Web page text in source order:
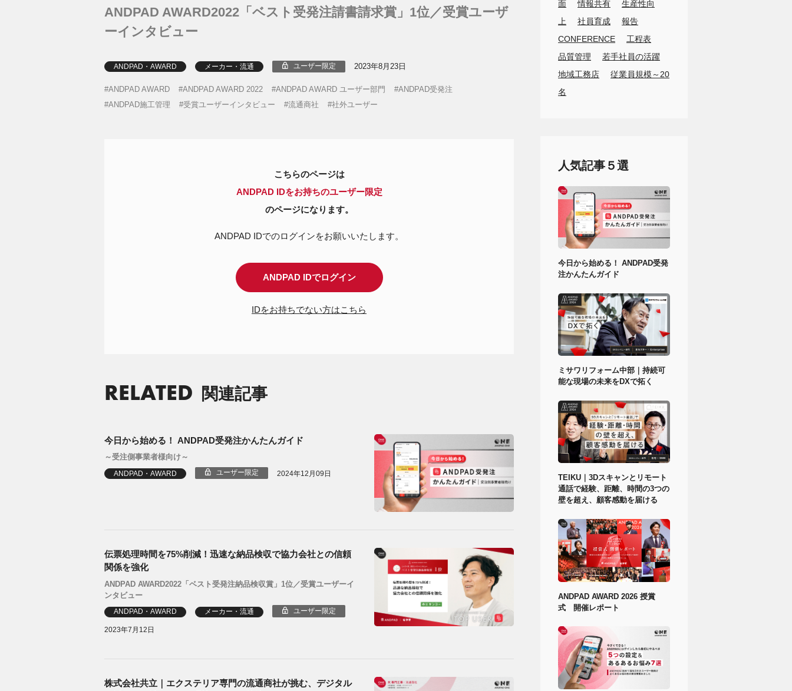
ANDPAD AWARD2022「ベスト受発注請書請求賞」1位／受賞ユーザ
ーインタビュー
ANDPAD・AWARD メーカー・流通 ユーザー限定 2023年8月23日
ANDPAD AWARD ANDPAD AWARD 2022 ANDPAD AWARD ユーザー部門
ANDPAD受発注
ANDPAD施工管理
受賞ユーザーインタビュー 流通商社 社外ユーザー
こちらのページは
ANDPAD IDをお持ちのユーザー限定
のページになります。
ANDPAD IDでのログインをお願いいたします。
ANDPAD IDでログイン
IDをお持ちでない方はこちら
RELATED 関連記事
今日から始める！ ANDPAD受発注かんたんガイド
～受注側事業者様向け～
ANDPAD・AWARD ユーザー限定 2024年12月09日
伝票処理時間を75%削減！迅速な納品検収で協力会社との信頼
関係を強化
ANDPAD AWARD2022「ベスト受発注納品検収賞」1位／受賞ユーザーイ
ンタビュー
ANDPAD・AWARD メーカー・流通 ユーザー限定
2023年7月12日
株式会社共立｜エクステリア専門の流通商社が挑む、デジタル
面
情報共有
生産性向
上
社員育成
報告
CONFERENCE
工程表
品質管理
若手社員の活躍
地域工務店
従業員規模～20
名
人気記事５選
今日から始める！ ANDPAD受発
注かんたんガイド
ミサワリフォーム中部｜持続可
能な現場の未来をDXで拓く
TEIKU｜3Dスキャンとリモート
通話で経験、距離、時間の3つの
壁を超え、顧客感動を届ける
ANDPAD AWARD 2026 授賞
式 開催レポート